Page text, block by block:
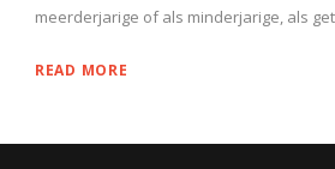
meerderjarige of als minderjarige, als
READ MORE